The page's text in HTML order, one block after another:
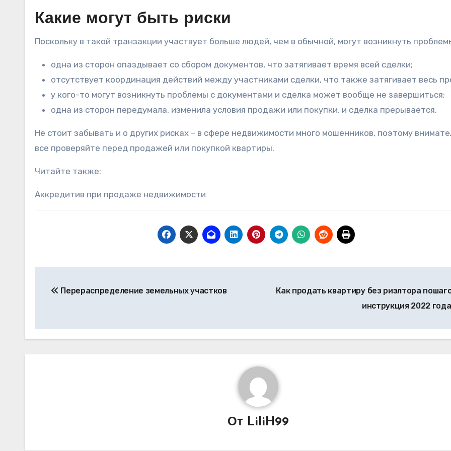
Какие могут быть риски
Поскольку в такой транзакции участвует больше людей, чем в обычной, могут возникнуть
одна из сторон опаздывает со сбором документов, что затягивает время всей сделки;
отсутствует координация действий между участниками сделки, что также затягивает весь
у кого-то могут возникнуть проблемы с документами и сделка может вообще не завершиться;
одна из сторон передумала, изменила условия продажи или покупки, и сделка прерывается.
Не стоит забывать и о других рисках – в сфере недвижимости много мошенников, поэтому
все проверяйте перед продажей или покупкой квартиры.
Читайте также:
Аккредитив при продаже недвижимости
по
Перераспределение земельных участков
Как продать квартиру без риэлтора
инструкция 2022
От LiliH99